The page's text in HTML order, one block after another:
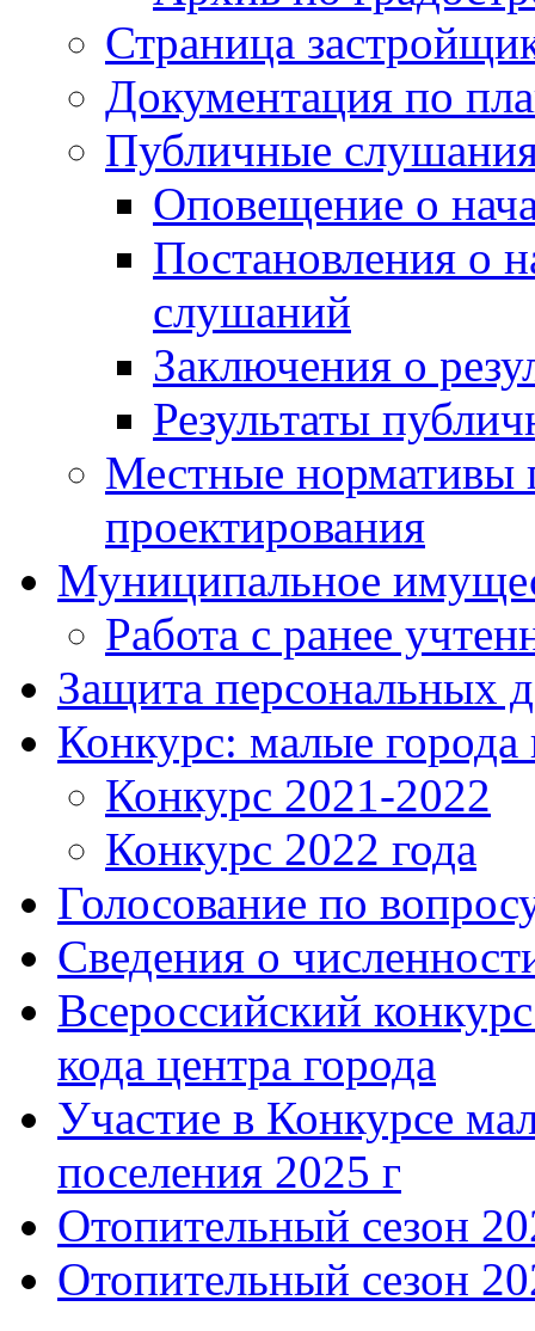
Страница
Документация по
Публичные
Оповещение о
Постановления о
слушаний
Заключения о
Результаты
Местные нормативы
проектирования
Муниципальное
Работа с ранее
Защита персональных
Конкурс: малые города
Конкурс 2021-2022
Конкурс 2022 года
Голосование по
Сведения о
Всероссийский
кода центра города
Участие в Конкурсе
поселения 2025 г
Отопительный сезон
Отопительный сезон